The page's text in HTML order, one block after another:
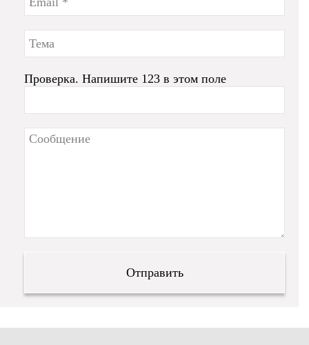
Проверка. Напишите 123 в этом поле